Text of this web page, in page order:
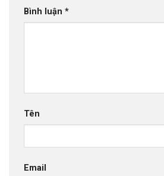
Bình luận *
Tên
Email